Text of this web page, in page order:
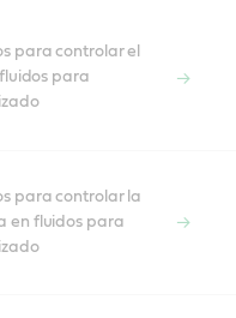
para controlar el
para
para controlar la
en fluidos para